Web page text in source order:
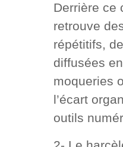
Derrière ce
retrouve
répétitifs,
diffusées
moqueries
l’écart
outils